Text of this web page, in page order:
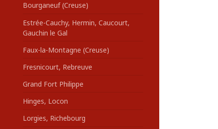
Bourganeuf (Creuse)
Estrée-Cauchy, Hermin, Caucourt,
Gauchin le Gal
Faux-la-Montagne (Creuse)
Fresnicourt, Rebreuve
Grand Fort Philippe
Hinges, Locon
Lorgies, Richebourg